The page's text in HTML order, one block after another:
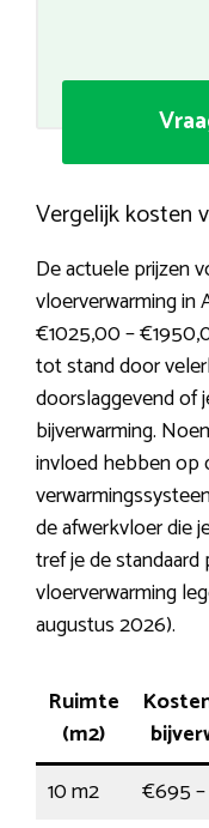
Vergelijk kosten
De actuele prijzen
vloerverwarming in
€1025,00 –
tot stand door
doorslaggevend
bijverwarming.
invloed hebben op
de afwerkvloer die
tref je de
vloerverwarming
augustus 2026).
Ruimte
(m2)
10 m2
€695